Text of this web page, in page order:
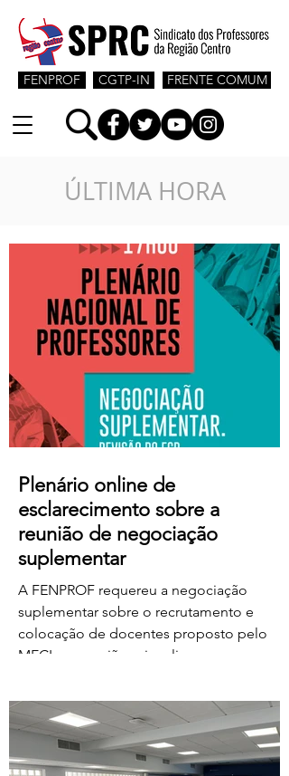
CGTP-IN
FENPROF FRENTE COMUM
ÚLTIMA HORA
Plenário online de
esclarecimento sobre a
reunião de negociação
suplementar
A FENPROF requereu a negociação
suplementar sobre o recrutamento e
colocação de docentes proposto pelo
MECI e a reunião vai realizar-se na
17 horas. No dia seguinte, a FENPROF
realiza o habitual plenário online de
esclarecimento aos professores e
educadores. Para aceder ao plenário,